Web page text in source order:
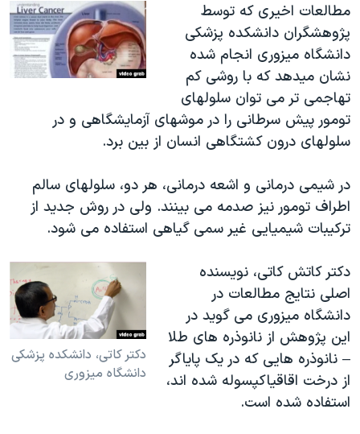
مطالعات اخیری که توسط
پژوهشگران دانشکده پزشکی
دانشگاه میزوری انجام شده
نشان میدهد که با روشی کم
تهاجمی تر می توان سلولهای
تومور پیش سرطانی را در موشهای آزمایشگاهی و در
سلولهای درون کشتگاهی انسان از بین برد.
در شیمی درمانی و اشعه درمانی، هر دو، سلولهای سالم
اطراف تومور نیز صدمه می بینند. ولی در روش جدید از
ترکیبات شیمیایی غیر سمی گیاهی استفاده می شود.
دکتر کاتی، دانشکده پزشکی
دانشگاه میزوری
دکتر کاتش کاتی، نویسنده
اصلی نتایج مطالعات در
دانشگاه میزوری می گوید در
این پژوهش از نانوذره های طلا
– نانوذره هایی که در یک پایاگر
از درخت اقاقیاکپسوله شده اند،
استفاده شده است.